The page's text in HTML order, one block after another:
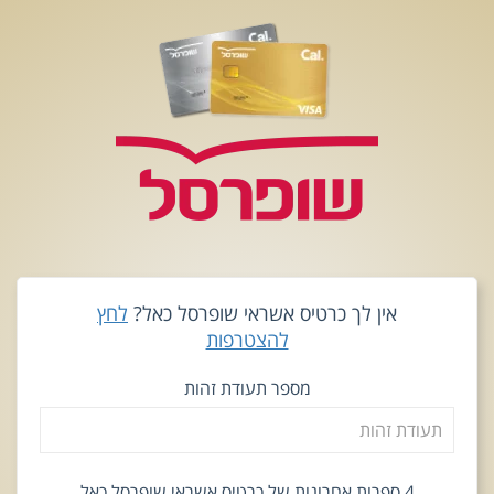
אין לך כרטיס אשראי שופרסל כאל? לחץ
להצטרפות
מספר תעודת זהות